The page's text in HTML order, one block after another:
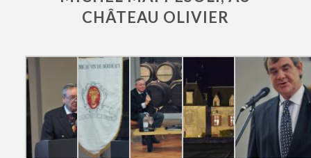
CHÂTEAU OLIVIER